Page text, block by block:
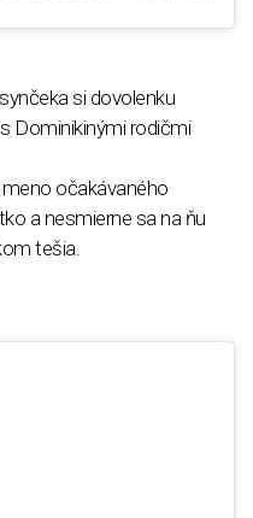
si dovolenku
Dominikinými rodičmi
očakávaného
a nesmierne sa na ňu
tešia.